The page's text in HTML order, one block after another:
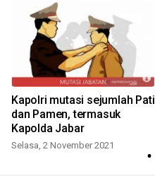
Kapolri mutasi sejumlah Pati
dan Pamen, termasuk
Kapolda Jabar
Selasa, 2 November 2021